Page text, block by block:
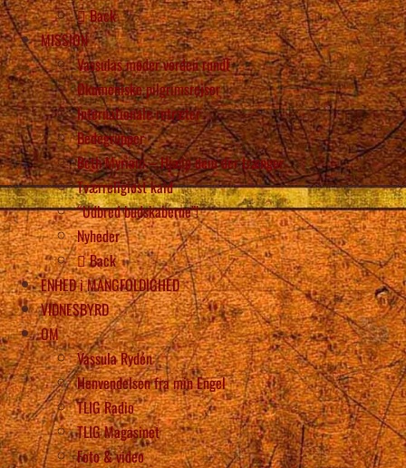
Back
MISSION
Vassulas møder verden rundt
Økumeniske pilgrimsrejser
Internationale retræter
Bedegrupper
Beth Myriam – Hjælp dem der trænger
Tværreligiøst kald
“Udbred budskaberne”!
Nyheder
Back
ENHED i MANGFOLDIGHED
VIDNESBYRD
OM
Vassula Rydén
Henvendelsen fra min Engel
TLIG Radio
TLIG Magasinet
Foto & video